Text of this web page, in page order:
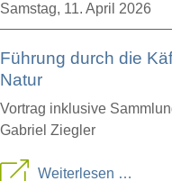
Samstag, 11. April 2026
Führung durch die
Natur
Vortrag inklusive
Gabriel Ziegler
Weiterlesen …